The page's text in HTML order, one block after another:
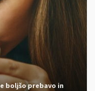
boljšo prebavo in